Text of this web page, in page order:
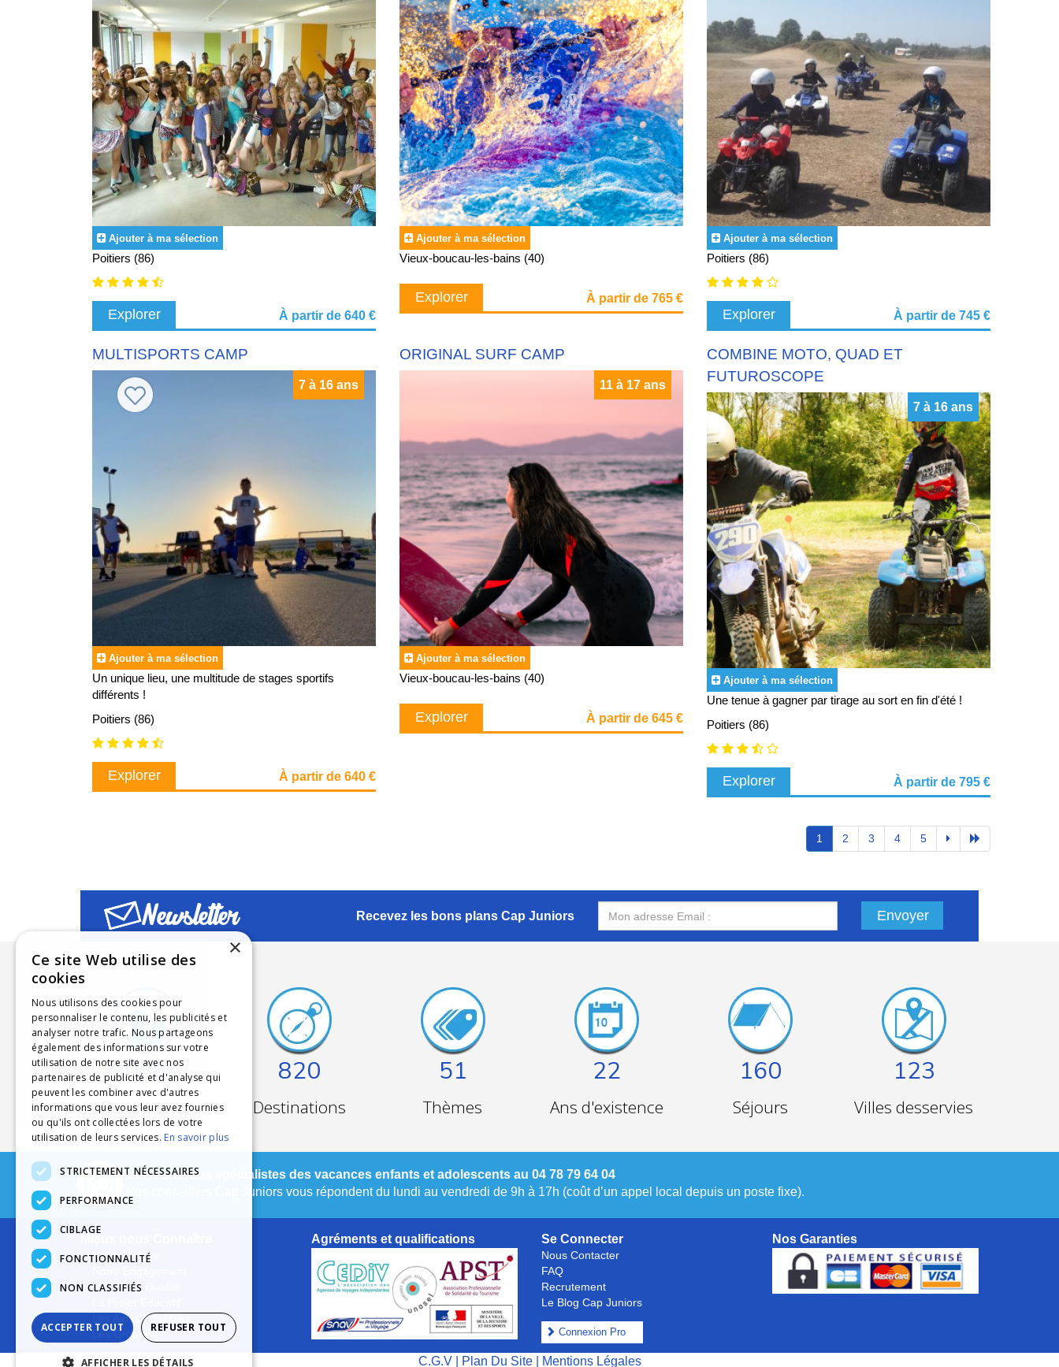
Ajouter à ma sélection
Poitiers (86)
Explorer À partir de 640 €
Ajouter à ma sélection
Vieux-boucau-les-bains (40)
Explorer À partir de 765 €
Ajouter à ma sélection
Poitiers (86)
Explorer À partir de 745 €
MULTISPORTS CAMP
7 à 16 ans
Ajouter à ma sélection
Un unique lieu, une multitude de stages sportifs
différents !
Poitiers (86)
Explorer À partir de 640 €
ORIGINAL SURF CAMP
11 à 17 ans
Ajouter à ma sélection
Vieux-boucau-les-bains (40)
Explorer À partir de 645 €
COMBINE MOTO, QUAD ET
FUTUROSCOPE
7 à 16 ans
Ajouter à ma sélection
Une tenue à gagner par tirage au sort en fin d'été !
Poitiers (86)
Explorer À partir de 795 €
1 2 3 4 5
Newsletter Recevez les bons plans Cap Juniors Envoyer
90886
Participants
820
Destinations
51
Thèmes
22
Ans d'existence
160
Séjours
123
Villes desservies
Contactez nos spécialistes des vacances enfants et adolescents au 04 78 79 64 04
Nos conseillers Cap Juniors vous répondent du lundi au vendredi de 9h à 17h (coût d’un appel local depuis un poste fixe).
Notre Histoire
La Charte Qualité
Les Aides Possibles
Les Groupes
Agréments et qualifications Se Connecter
Nous Contacter
FAQ
Recrutement
Le Blog Cap Juniors
Connexion Pro
Nos Garanties
C.G.V| Plan Du Site| Mentions Légales
×
Ce site Web utilise des
cookies
Nous utilisons des cookies pour
personnaliser le contenu, les publicités et
analyser notre trafic. Nous partageons
également des informations sur votre
utilisation de notre site avec nos
partenaires de publicité et d'analyse qui
peuvent les combiner avec d'autres
informations que vous leur avez fournies
ou qu'ils ont collectées lors de votre
utilisation de leurs services. En savoir plus
STRICTEMENT NÉCESSAIRES
PERFORMANCE
CIBLAGE
FONCTIONNALITÉ
NON CLASSIFIÉS
ACCEPTER TOUT REFUSER TOUT
AFFICHER LES DÉTAILS